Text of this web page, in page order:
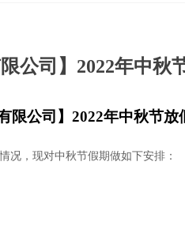
公司】2022年中秋
限公司】2022年中秋节放
况，现对中秋节假期做如下安排：